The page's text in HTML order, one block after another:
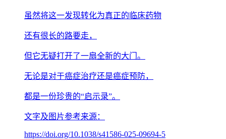
虽然将这一发现转化为真正的临床药物
还有很长的路要走，
但它无疑打开了一扇全新的大门。
无论是对于癌症治疗还是癌症预防，
都是一份珍贵的“启示录”。
文字及图片参考来源：
https://doi.org/10.1038/s41586-025-09694-5